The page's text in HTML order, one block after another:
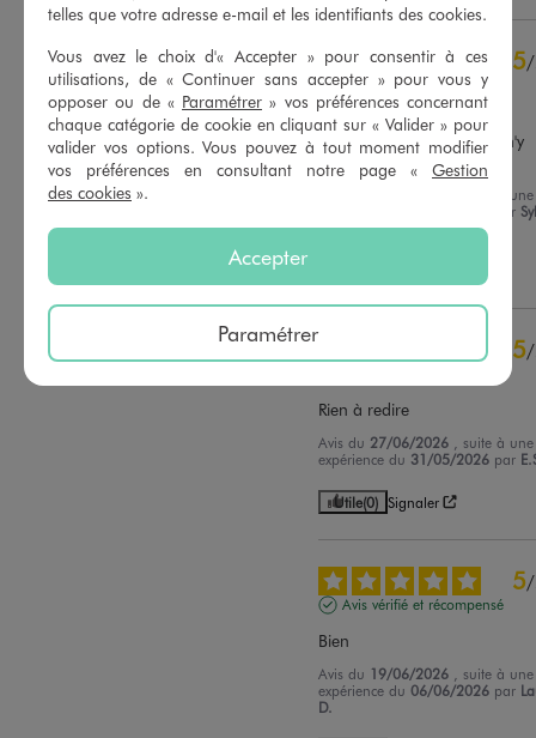
5étoiles
7
étoiles
2étoiles
0
1étoile 0
Trier les avis
5/
Avis vérifié et récompensé
C'est culottes sont très
conforables, dommage il n'y
avait pllus de blanches
, suite à une
par
H.
5/
Rien à redire
Avis du 27/06/2026
, suite à une
expérience du 31/05/2026 par
Utile(0) Signaler
5/
Avis vérifié et récompensé
Bien
Avis du 19/06/2026
, suite à une
expérience du06/06/2026 par
D.
telles que votre adresse e-mail et les identifiants des cookies.
Vous avez le choix d'« Accepter » pour consentir à ces
utilisations, de « Continuer sans accepter » pour vous y
opposer ou de « Paramétrer » vos préférences concernant
chaque catégorie de cookie en cliquant sur « Valider » pour
valider vos options. Vous pouvez à tout moment modifier
vos préférences en consultant notre page « Gestion
des cookies ».
Accepter
Paramétrer